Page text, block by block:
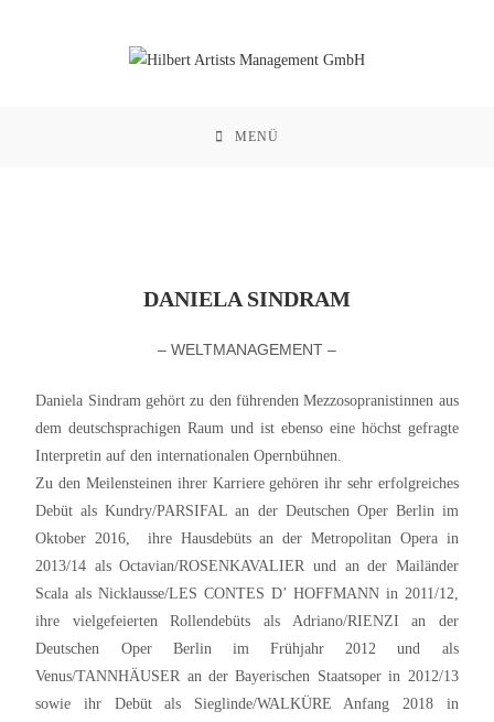
MENÜ
DANIELA SINDRAM
– WELTMANAGEMENT –
Daniela Sindram gehört zu den führenden Mezzosopranistinnen aus
dem deutschsprachigen Raum und ist ebenso eine höchst gefragte
Interpretin auf den internationalen Opernbühnen.
Zu den Meilensteinen ihrer Karriere gehören ihr sehr erfolgreiches
Debüt als Kundry/PARSIFAL an der Deutschen Oper Berlin im
Oktober 2016, ihre Hausdebüts an der Metropolitan Opera in
2013/14 als Octavian/ROSENKAVALIER und an der Mailänder
Scala als Nicklausse/LES CONTES D’ HOFFMANN in 2011/12,
ihre vielgefeierten Rollendebüts als Adriano/RIENZI an der
Deutschen Oper Berlin im Frühjahr 2012 und als
Venus/TANNHÄUSER an der Bayerischen Staatsoper in 2012/13
sowie ihr Debüt als Sieglinde/WALKÜRE Anfang 2018 in